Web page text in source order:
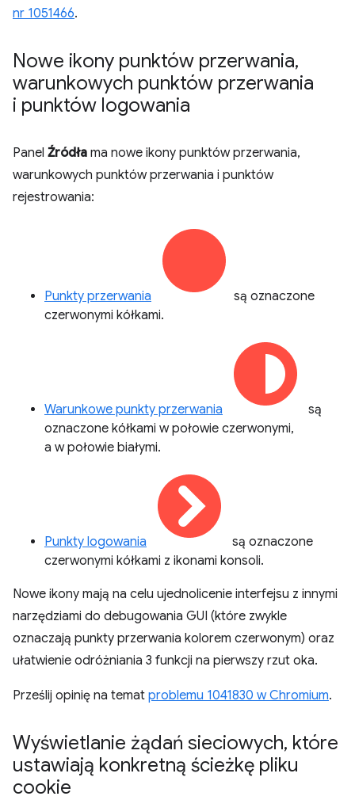
nr 1051466.
Nowe ikony punktów przerwania,
warunkowych punktów przerwania
i punktów logowania
Panel Źródła ma nowe ikony punktów przerwania,
warunkowych punktów przerwania i punktów
rejestrowania:
Punkty przerwania
są oznaczone
czerwonymi kółkami.
Warunkowe punkty przerwania
są
oznaczone kółkami w połowie czerwonymi,
a w połowie białymi.
Punkty logowania
są oznaczone
czerwonymi kółkami z ikonami konsoli.
Nowe ikony mają na celu ujednolicenie interfejsu z innymi
narzędziami do debugowania GUI (które zwykle
oznaczają punkty przerwania kolorem czerwonym) oraz
ułatwienie odróżniania 3 funkcji na pierwszy rzut oka.
Prześlij opinię na temat problemu 1041830 w Chromium.
Wyświetlanie żądań sieciowych, które
ustawiają konkretną ścieżkę pliku
cookie